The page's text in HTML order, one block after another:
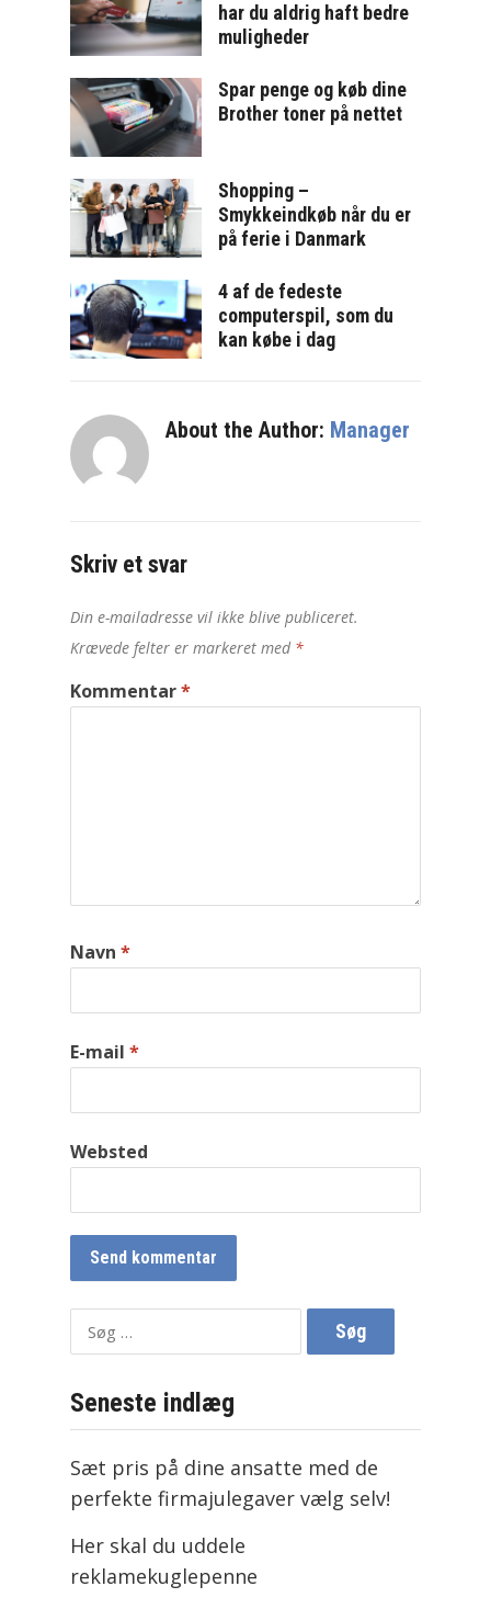
har du aldrig haft bedre
muligheder
Spar penge og køb dine
Brother toner på nettet
Shopping –
Smykkeindkøb når du er
på ferie i Danmark
4 af de fedeste
computerspil, som du
kan købe i dag
About the Author: Manager
Skriv et svar
Din e-mailadresse vil ikke blive publiceret.
Krævede felter er markeret med *
Kommentar*
Navn *
E-mail *
Websted
Søg
efter:
Seneste indlæg
Sæt pris på dine ansatte med de
perfekte firmajulegaver vælg selv!
Her skal du uddele
reklamekuglepenne